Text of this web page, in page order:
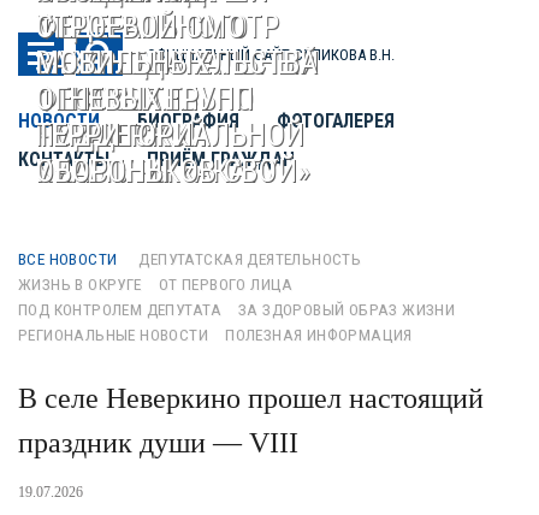
ОФИЦИАЛЬНЫЙ САЙТ СУПИКОВА В.Н.
НОВОСТИ БИОГРАФИЯ
ФОТОГАЛЕРЕЯ
КОНТАКТЫ
ПРИЁМ ГРАЖДАН
VIII
МЕЖРЕГИОНАЛЬНЫЙ
ФЕСТИВАЛЬ
ЧУВАШСКОЙ
КУЛЬТУРЫ «АКАТУЙ»
ФЕДЕРАЛЬНОГО
ЗАКОНОДАТЕЛЬСТВА
ОТНОСИТЕЛЬНО
ПОДДЕРЖКИ
УЧАСТНИКОВ СВО
СТРОЕВОЙ СМОТР
МОБИЛЬНЫХ
ОГНЕВЫХ ГРУПП
ТЕРРИТОРИАЛЬНОЙ
ОБОРОНЫ
ВСЕ НОВОСТИ
ДЕПУТАТСКАЯ ДЕЯТЕЛЬНОСТЬ
ЖИЗНЬ В ОКРУГЕ
ОТ ПЕРВОГО ЛИЦА
ПОД КОНТРОЛЕМ ДЕПУТАТА
ЗА ЗДОРОВЫЙ ОБРАЗ ЖИЗНИ
РЕГИОНАЛЬНЫЕ НОВОСТИ
ПОЛЕЗНАЯ ИНФОРМАЦИЯ
В селе Неверкино прошел настоящий
праздник души — VIII
межрегиональный фестиваль чувашской
19.07.2026